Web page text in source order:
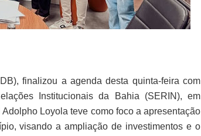
finalizou a agenda desta quinta-feira com
Institucionais da Bahia (SERIN), em
Loyola teve como foco a apresentação
visando a ampliação de investimentos e o